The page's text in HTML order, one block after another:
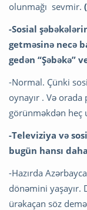
olunmağı sevmir.
-Sosial
getməsinə necə
gedən “Şəbəkə”
-Normal. Çünki
oynayır . Və orada
görünməkdən heç
-Televiziya və
bugün hansı
-Hazırda
dönəmini yaşayır.
ürəkaçan söz